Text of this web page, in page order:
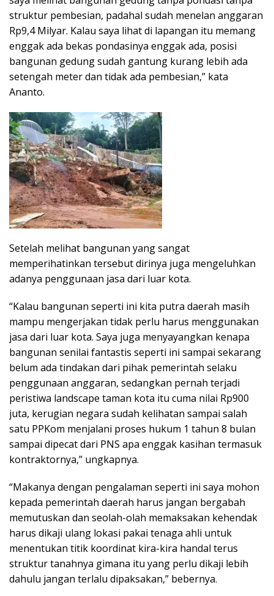
struktur pembesian, padahal sudah menelan anggaran
Rp9,4 Milyar. Kalau saya lihat di lapangan itu memang
enggak ada bekas pondasinya enggak ada, posisi
bangunan gedung sudah gantung kurang lebih ada
setengah meter dan tidak ada pembesian,” kata
Ananto.
Setelah melihat bangunan yang sangat
memperihatinkan tersebut dirinya juga mengeluhkan
adanya penggunaan jasa dari luar kota.
“Kalau bangunan seperti ini kita putra daerah masih
mampu mengerjakan tidak perlu harus menggunakan
jasa dari luar kota. Saya juga menyayangkan kenapa
bangunan senilai fantastis seperti ini sampai sekarang
belum ada tindakan dari pihak pemerintah selaku
penggunaan anggaran, sedangkan pernah terjadi
peristiwa landscape taman kota itu cuma nilai Rp900
juta, kerugian negara sudah kelihatan sampai salah
satu PPKom menjalani proses hukum 1 tahun 8 bulan
sampai dipecat dari PNS apa enggak kasihan termasuk
kontraktornya,” ungkapnya.
“Makanya dengan pengalaman seperti ini saya mohon
kepada pemerintah daerah harus jangan bergabah
memutuskan dan seolah-olah memaksakan kehendak
harus dikaji ulang lokasi pakai tenaga ahli untuk
menentukan titik koordinat kira-kira handal terus
struktur tanahnya gimana itu yang perlu dikaji lebih
dahulu jangan terlalu dipaksakan,” bebernya.